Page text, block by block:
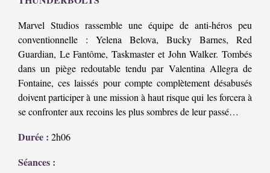
Marvel Studios rassemble une équipe de anti-héros peu
conventionnelle : Yelena Belova, Bucky Barnes, Red
Guardian, Le Fantôme, Taskmaster et John Walker. Tombés
dans un piège redoutable tendu par Valentina Allegra de
Fontaine, ces laissés pour compte complètement désabusés
doivent participer à une mission à haut risque qui les forcera à
se confronter aux recoins les plus sombres de leur passé…
Durée : 2h06
Séances :